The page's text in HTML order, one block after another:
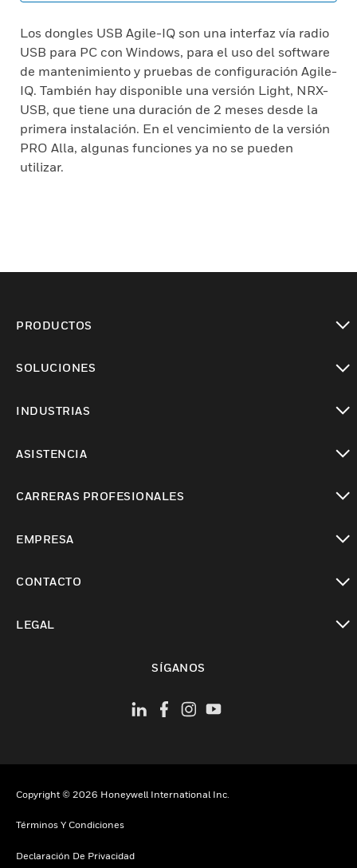
Los dongles USB Agile-IQ son una interfaz vía radio
USB para PC con Windows, para el uso del software
de mantenimiento y pruebas de configuración Agile-
IQ. También hay disponible una versión Light, NRX-
USB, que tiene una duración de 2 meses desde la
primera instalación. En el vencimiento de la versión
PRO Alla, algunas funciones ya no se pueden
utilizar.
PRODUCTOS
SOLUCIONES
INDUSTRIAS
ASISTENCIA
CARRERAS PROFESIONALES
EMPRESA
CONTACTO
LEGAL
SÍGANOS
Copyright © 2026 Honeywell International Inc.
Términos Y Condiciones
Declaración De Privacidad